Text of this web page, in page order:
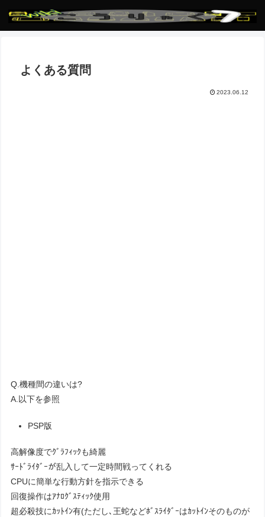
よくある質問
2023.06.12
Q.機種間の違いは?
A.以下を参照
PSP版
高解像度でｸﾞﾗﾌｨｯｸも綺麗
ｻｰﾄﾞﾗｲﾀﾞｰが乱入して一定時間戦ってくれる
CPUに簡単な行動方針を指示できる
回復操作はｱﾅﾛｸﾞｽﾃｨｯｸ使用
超必殺技にｶｯﾄｲﾝ有(ただし､王蛇などﾎﾞｽﾗｲﾀﾞｰはｶｯﾄｲﾝそのものが